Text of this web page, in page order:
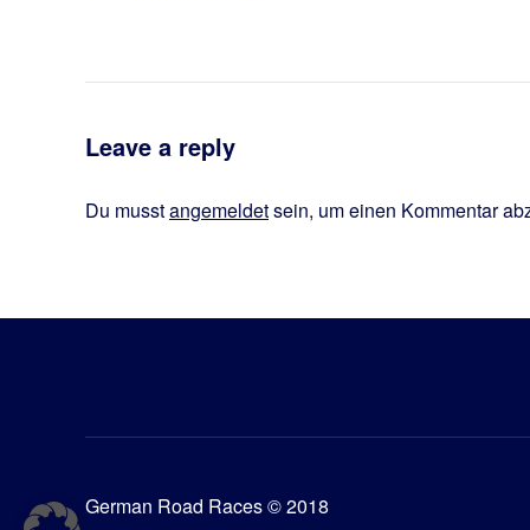
Leave a reply
Du musstangemeldetsein, um einen Kommentar
German Road Races © 2018